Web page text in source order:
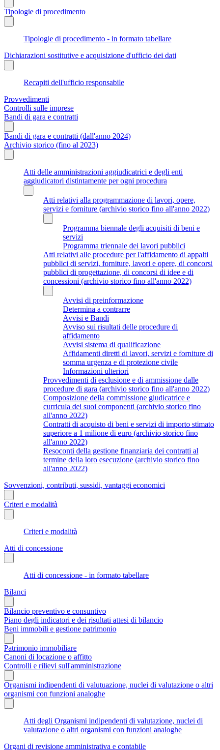
Tipologie di procedimento
Tipologie di procedimento - in formato tabellare
Dichiarazioni sostitutive e acquisizione d'ufficio dei dati
Recapiti dell'ufficio responsabile
Provvedimenti
Controlli sulle imprese
Bandi di gara e contratti
Bandi di gara e contratti (dall'anno 2024)
Archivio storico (fino al 2023)
Atti delle amministrazioni aggiudicatrici e degli enti
aggiudicatori distintamente per ogni procedura
Atti relativi alla programmazione di lavori, opere,
servizi e forniture (archivio storico fino all'anno 2022)
Programma biennale degli acquisiti di beni e
servizi
Programma triennale dei lavori pubblici
Atti relativi alle procedure per l'affidamento di appalti
pubblici di servizi, forniture, lavori e opere, di concorsi
pubblici di progettazione, di concorsi di idee e di
concessioni (archivio storico fino all'anno 2022)
Avvisi di preinformazione
Determina a contrarre
Avvisi e Bandi
Avviso sui risultati delle procedure di
affidamento
Avvisi sistema di qualificazione
Affidamenti diretti di lavori, servizi e forniture di
somma urgenza e di protezione civile
Informazioni ulteriori
Provvedimenti di esclusione e di ammissione dalle
procedure di gara (archivio storico fino all'anno 2022)
Composizione della commissione giudicatrice e
curricula dei suoi componenti (archivio storico fino
all'anno 2022)
Contratti di acquisto di beni e servizi di importo stimato
superiore a 1 milione di euro (archivio storico fino
all'anno 2022)
Resoconti della gestione finanziaria dei contratti al
termine della loro esecuzione (archivio storico fino
all'anno 2022)
Sovvenzioni, contributi, sussidi, vantaggi economici
Criteri e modalità
Criteri e modalità
Atti di concessione
Atti di concessione - in formato tabellare
Bilanci
Bilancio preventivo e consuntivo
Piano degli indicatori e dei risultati attesi di bilancio
Beni immobili e gestione patrimonio
Patrimonio immobiliare
Canoni di locazione o affitto
Controlli e rilievi sull'amministrazione
Organismi indipendenti di valutuazione, nuclei di valutazione o altri
organismi con funzioni analoghe
Atti degli Organismi indipendenti di valutazione, nuclei di
valutazione o altri organismi con funzioni analoghe
Organi di revisione amministrativa e contabile